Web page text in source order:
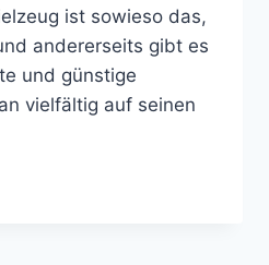
ist sowieso das,
andererseits gibt es
und günstige
vielfältig auf seinen